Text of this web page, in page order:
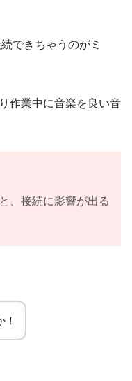
できちゃうのがミ
作業中に音楽を良い音
、接続に影響が出る